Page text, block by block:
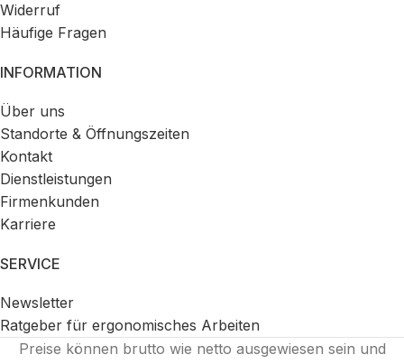
Widerruf
Häufige Fragen
INFORMATION
Über uns
Standorte & Öffnungszeiten
Kontakt
Dienstleistungen
Firmenkunden
Karriere
SERVICE
Newsletter
Ratgeber für ergonomisches Arbeiten
Preise können brutto wie netto ausgewiesen sein und